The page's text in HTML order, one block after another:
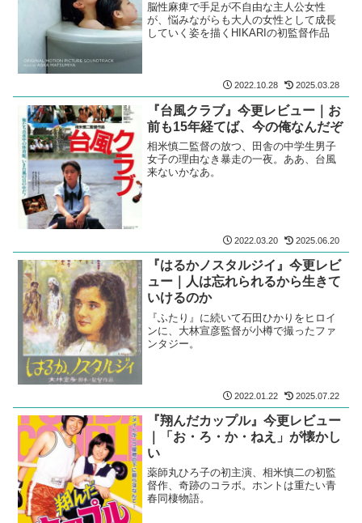
脳性麻痺で手足が不自由な主人公女性
が、悩みながらも大人の女性として成長
していく姿を描くHIKARIの初監督作品
2022.10.28 2025.03.28
『台風クラブ』今更レビュー｜お
前も15年経てば、今の俺なんだぞ
相米慎二監督の放つ、田舎の中学生男子
女子の理由なき暴走の一夜。ああ、台風
来ないかなあ。
2022.03.20 2025.06.20
『はるかノスタルジイ』今更レビ
ュー｜人は忘れられるから生きて
いけるのか
『ふたり』に続いて石田ひかりをヒロイ
ンに、大林宣彦監督が小樽で撮ったファ
ンタジー。
2022.01.22 2025.07.22
『翔んだカップル』今更レビュー
｜「お・ろ・か・ねえ」が懐かし
い
薬師丸ひろ子の初主演、相米慎二の初監
督作、奇跡のコラボ。ホントは重たい青
春同棲物語。